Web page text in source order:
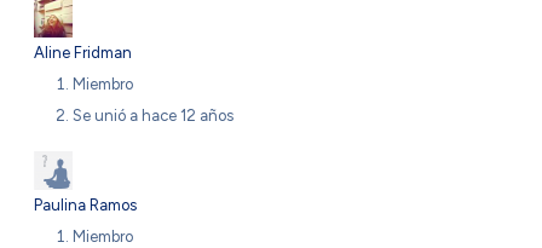
Aline Fridman
Miembro
Se unió a hace 12 años
Paulina Ramos
Miembro